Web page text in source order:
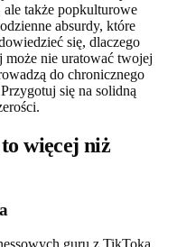
także popkulturowe
absurdy, które
się, dlaczego
nie uratować twojej
do chronicznego
się na solidną
więcej niż